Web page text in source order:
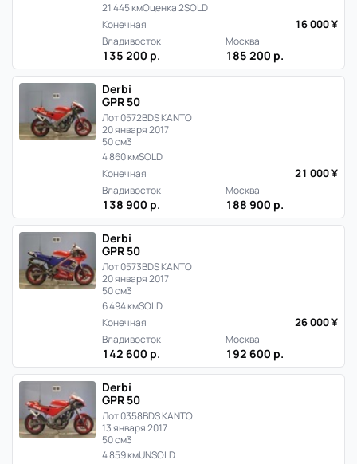
21 445 кмОценка 2SOLD
Конечная
16 000 ¥
Владивосток
135 200 р.
Москва
185 200 р.
Derbi
GPR 50
Лот 0572BDS KANTO
20 января 2017
50 см3
4 860 кмSOLD
Конечная
21 000 ¥
Владивосток
138 900 р.
Москва
188 900 р.
Derbi
GPR 50
Лот 0573BDS KANTO
20 января 2017
50 см3
6 494 кмSOLD
Конечная
26 000 ¥
Владивосток
142 600 р.
Москва
192 600 р.
Derbi
GPR 50
Лот 0358BDS KANTO
13 января 2017
50 см3
4 859 кмUNSOLD